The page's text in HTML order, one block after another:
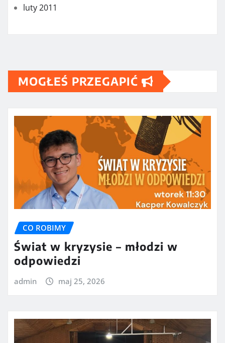
luty 2011
MOGŁEŚ PRZEGAPIĆ
CO ROBIMY
Świat w kryzysie – młodzi w
odpowiedzi
admin maj 25, 2026